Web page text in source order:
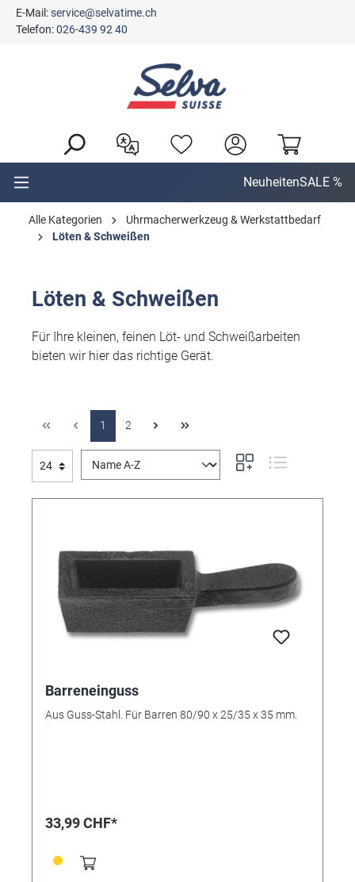
springen
E-Mail:service@selvatime.ch
Telefon:026-439 92 40
NeuheitenSALE %
Alle Kategorien
Uhrmacherwerkzeug & Werkstattbedarf
Löten & Schweißen
Löten & Schweißen
Für Ihre kleinen, feinen Löt- und Schweißarbeiten
bieten wir hier das richtige Gerät.
1 2
Barreneinguss
Aus Guss-Stahl. Für Barren 80/90 x 25/35 x 35 mm.
33,99 CHF*